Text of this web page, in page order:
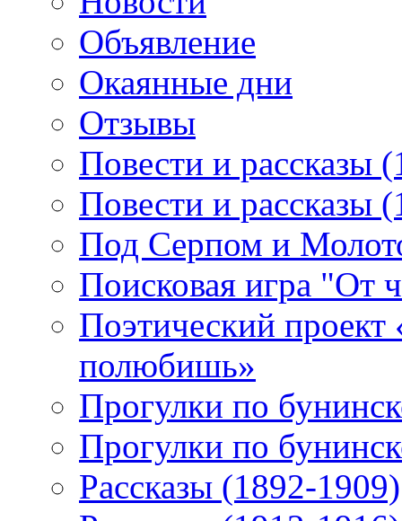
Объявление
Окаянные дни
Отзывы
Повести и рассказы
Повести и рассказы
Под Серпом и
Поисковая игра "От
Поэтический
полюбишь»
Прогулки по
Прогулки по
Рассказы (1892-1909)